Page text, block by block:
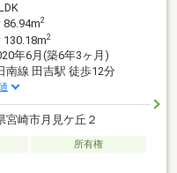
86.94m2
130.18m2
年6月(築6年3ヶ月)
南線 田吉駅 徒歩12分
宮崎市月見ケ丘２
所有権